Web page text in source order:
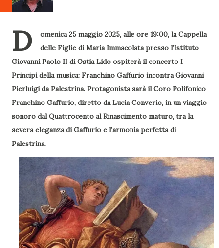
D
omenica 25 maggio 2025, alle ore 19:00, la Cappella
delle Figlie di Maria Immacolata presso l’Istituto
Giovanni Paolo II di Ostia Lido ospiterà il concerto I
Principi della musica: Franchino Gaffurio incontra Giovanni
Pierluigi da Palestrina. Protagonista sarà il Coro Polifonico
Franchino Gaffurio, diretto da Lucia Converio, in un viaggio
sonoro dal Quattrocento al Rinascimento maturo, tra la
severa eleganza di Gaffurio e l’armonia perfetta di
Palestrina.